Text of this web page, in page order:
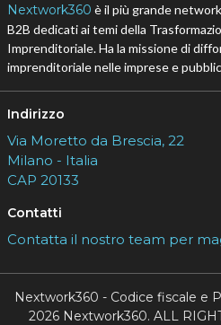
Nextwork360 è il più grande
B2B dedicati ai temi della
Imprenditoriale. Ha la missione di
imprenditoriale nelle imprese e
Indirizzo
Via Moretto da Brescia, 22
Milano - Italia
CAP 20133
Contatti
Contatta il nostro team per
Nextwork360 - Codice fiscale e
2026 Nextwork360. ALL